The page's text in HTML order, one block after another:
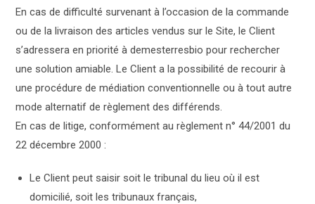
En cas de difficulté survenant à l’occasion de la commande
ou de la livraison des articles vendus sur le Site, le Client
s’adressera en priorité à demesterresbio pour rechercher
une solution amiable. Le Client a la possibilité de recourir à
une procédure de médiation conventionnelle ou à tout autre
mode alternatif de règlement des différends.
En cas de litige, conformément au règlement n° 44/2001 du
22 décembre 2000 :
Le Client peut saisir soit le tribunal du lieu où il est
domicilié, soit les tribunaux français,